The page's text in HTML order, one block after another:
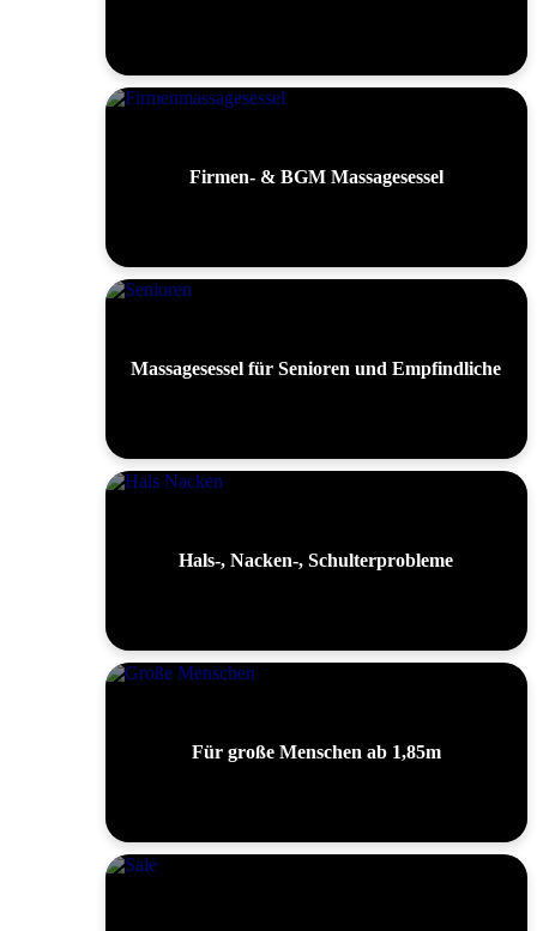
Firmen- & BGM Massagesessel
Massagesessel für Senioren und Empfindliche
Hals-, Nacken-, Schulterprobleme
Für große Menschen ab 1,85m